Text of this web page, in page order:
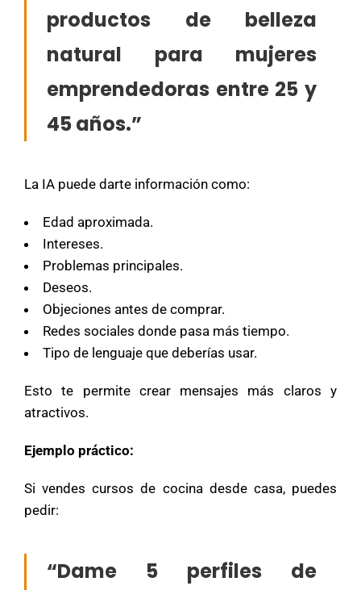
productos de belleza
natural para mujeres
emprendedoras entre 25 y
45 años.”
La IA puede darte información como:
Edad aproximada.
Intereses.
Problemas principales.
Deseos.
Objeciones antes de comprar.
Redes sociales donde pasa más tiempo.
Tipo de lenguaje que deberías usar.
Esto te permite crear mensajes más claros y
atractivos.
Ejemplo práctico:
Si vendes cursos de cocina desde casa, puedes
pedir:
“Dame 5 perfiles de